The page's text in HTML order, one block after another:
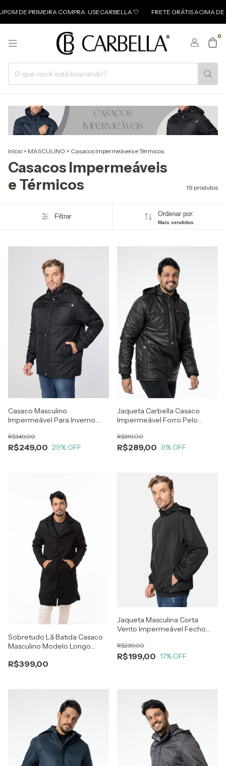
PRIMEIRA COMPRA: USECARBELLA 🤍 FRETE GRÁTIS ACIMA DE 499 🤍
0
Início > MASCULINO > Casacos Impermeáveis e Térmicos
Casacos Impermeáveis
e Térmicos
19 produtos
Filtrar Ordenar por:
Mais vendidos
Casaco Masculino
Impermeável Para Inverno
R$249,00
R$349,00
29% OFF
Jaqueta Carbella Casaco
Impermeável Forro Pelo
R$289,00
R$319,00
9% OFF
Sobretudo Lã Batida Casaco
Masculino Modelo Longo
R$399,00
Jaqueta Masculina Corta
Vento Impermeável Fecho
R$199,00
R$239,00
17% OFF